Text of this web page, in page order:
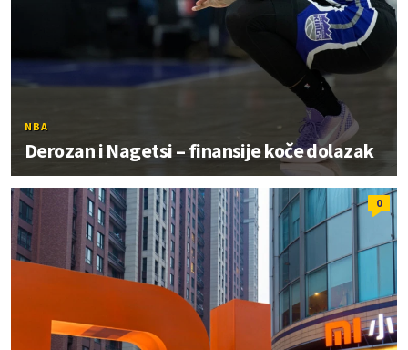
NBA
Derozan i Nagetsi – finansije koče dolazak
0